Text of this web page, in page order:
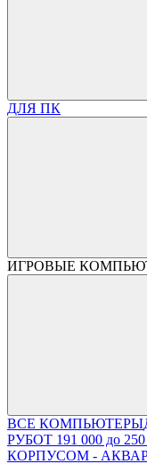
ДЛЯ ПК
ИГРОВЫЕ
ВСЕ КОМПЬЮТЕРЫ
РУБОТ 191 000 до
КОРПУСОМ -